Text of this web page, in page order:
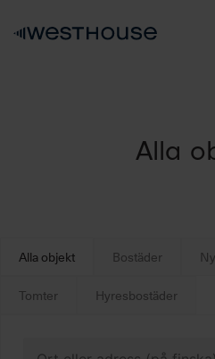
Alla
Alla objekt Bostäder
Tomter Hyresbostäder